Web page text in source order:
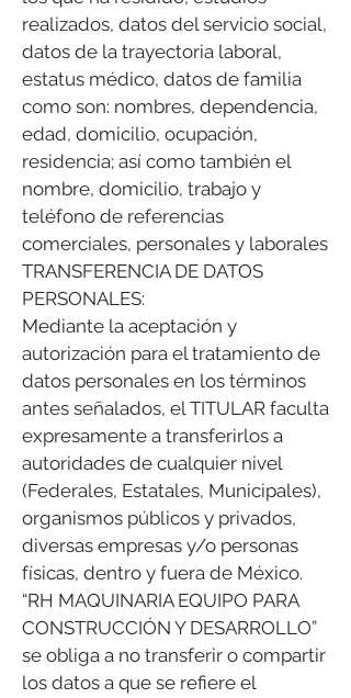
realizados, datos del servicio social,
datos de la trayectoria laboral,
estatus médico, datos de familia
como son: nombres, dependencia,
edad, domicilio, ocupación,
residencia; así como también el
nombre, domicilio, trabajo y
teléfono de referencias
comerciales, personales y laborales
TRANSFERENCIA DE DATOS
PERSONALES:
Mediante la aceptación y
autorización para el tratamiento de
datos personales en los términos
antes señalados, el TITULAR faculta
expresamente a transferirlos a
autoridades de cualquier nivel
(Federales, Estatales, Municipales),
organismos públicos y privados,
diversas empresas y/o personas
físicas, dentro y fuera de México.
“RH MAQUINARIA EQUIPO PARA
CONSTRUCCIÓN Y DESARROLLO”
se obliga a no transferir o compartir
los datos a que se refiere el